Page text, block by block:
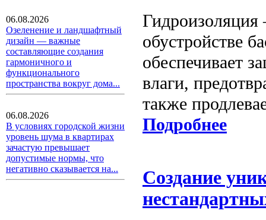
06.08.2026
Озеленение и ландшафтный
дизайн — важные
составляющие создания
гармоничного и
функционального
пространства вокруг дома...
06.08.2026
В условиях городской жизни
уровень шума в квартирах
зачастую превышает
допустимые нормы, что
негативно сказывается на...
обустройстве
обеспечивает
влаги,
также
Подробнее
Создание